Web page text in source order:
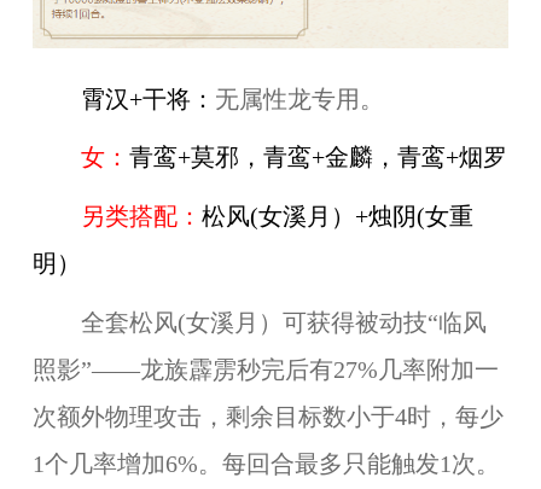
霄汉+干将： 无属性龙专用。
女： 青鸾+莫邪，青鸾+金麟，青鸾+烟罗
另类搭配： 松风(女溪月）+烛阴(女重
明）
全套松风(女溪月）可获得被动技“临风
照影”——龙族霹雳秒完后有27%几率附加一
次额外物理攻击，剩余目标数小于4时，每少
1个几率增加6%。每回合最多只能触发1次。